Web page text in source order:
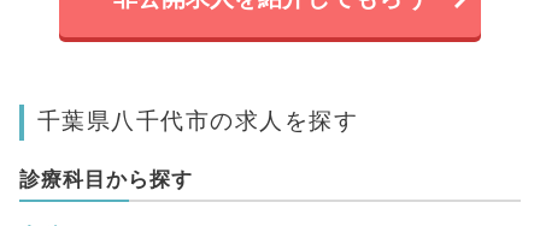
千葉県八千代市の求人を探す
診療科目から探す